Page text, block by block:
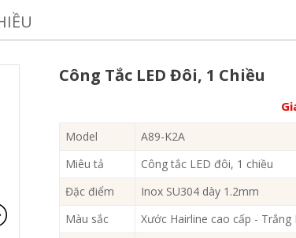
Công Tắc LED Đôi, 1 Chiều
Model
A89-K2A
Miêu tả
Công tắc LED đôi, 1 chiều
Đặc điểm
Inox SU304 dày 1.2mm
Màu sắc
Xước Hairline cao cấp - Trắng